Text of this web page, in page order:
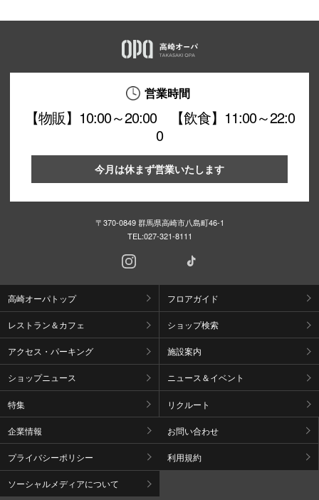
営業時間
【物販】10:00～20:00 【飲食】11:00～22:0
0
今月は休まず営業いたします
〒370-0849 群馬県高崎市八島町46-1
TEL:027-321-8111
高崎オーパトップ フロアガイド
レストラン＆カフェ ショップ検索
アクセス・パーキング 施設案内
ショップニュース ニュース＆イベント
特集 リクルート
企業情報 お問い合わせ
プライバシーポリシー 利用規約
ソーシャルメディアについて